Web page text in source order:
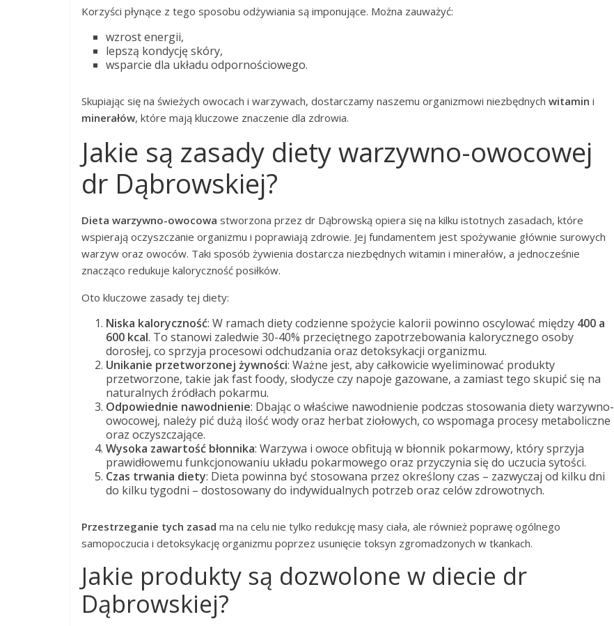
Korzyści płynące z tego sposobu odżywiania są imponujące. Można zauważyć:
wzrost energii,
lepszą kondycję skóry,
wsparcie dla układu odpornościowego.
Skupiając się na świeżych owocach i warzywach, dostarczamy naszemu organizmowi niezbędnych witamin i
minerałów, które mają kluczowe znaczenie dla zdrowia.
Jakie są zasady diety warzywno-owocowej
dr Dąbrowskiej?
Dieta warzywno-owocowa stworzona przez dr Dąbrowską opiera się na kilku istotnych zasadach, które
wspierają oczyszczanie organizmu i poprawiają zdrowie. Jej fundamentem jest spożywanie głównie surowych
warzyw oraz owoców. Taki sposób żywienia dostarcza niezbędnych witamin i minerałów, a jednocześnie
znacząco redukuje kaloryczność posiłków.
Oto kluczowe zasady tej diety:
Niska kaloryczność: W ramach diety codzienne spożycie kalorii powinno oscylować między 400 a
600 kcal. To stanowi zaledwie 30-40% przeciętnego zapotrzebowania kalorycznego osoby
dorosłej, co sprzyja procesowi odchudzania oraz detoksykacji organizmu.
Unikanie przetworzonej żywności: Ważne jest, aby całkowicie wyeliminować produkty
przetworzone, takie jak fast foody, słodycze czy napoje gazowane, a zamiast tego skupić się na
naturalnych źródłach pokarmu.
Odpowiednie nawodnienie: Dbając o właściwe nawodnienie podczas stosowania diety warzywno-
owocowej, należy pić dużą ilość wody oraz herbat ziołowych, co wspomaga procesy metaboliczne
oraz oczyszczające.
Wysoka zawartość błonnika: Warzywa i owoce obfitują w błonnik pokarmowy, który sprzyja
prawidłowemu funkcjonowaniu układu pokarmowego oraz przyczynia się do uczucia sytości.
Czas trwania diety: Dieta powinna być stosowana przez określony czas – zazwyczaj od kilku dni
do kilku tygodni – dostosowany do indywidualnych potrzeb oraz celów zdrowotnych.
Przestrzeganie tych zasad ma na celu nie tylko redukcję masy ciała, ale również poprawę ogólnego
samopoczucia i detoksykację organizmu poprzez usunięcie toksyn zgromadzonych w tkankach.
Jakie produkty są dozwolone w diecie dr
Dąbrowskiej?